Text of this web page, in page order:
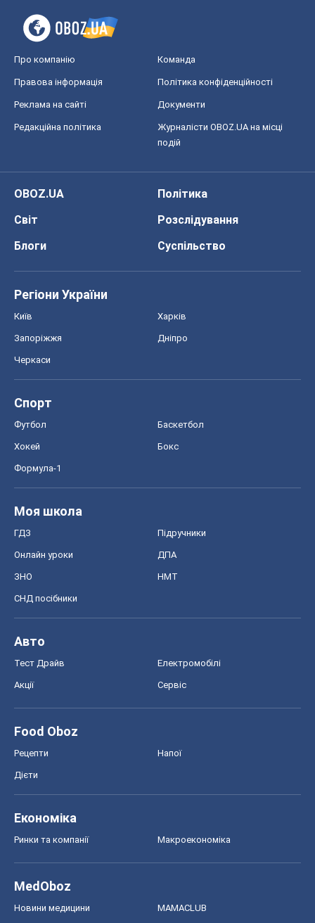
Про компанію Команда
Правова інформація Політика конфіденційності
Реклама на сайті Документи
Редакційна політика
Журналісти OBOZ.UA на місці
подій
OBOZ.UA
Політика
Світ
Розслідування
Блоги
Суспільство
Регіони України
Київ Харків
Запоріжжя Дніпро
Черкаси
Спорт
Футбол Баскетбол
Хокей Бокс
Формула-1
Моя школа
ГДЗ Підручники
Онлайн уроки ДПА
ЗНО НМТ
СНД посібники
Авто
Тест Драйв Електромобілі
Акції Сервіс
Food Oboz
Рецепти Напої
Дієти
Економіка
Ринки та компанії Макроекономіка
MedOboz
Новини медицини MAMACLUB